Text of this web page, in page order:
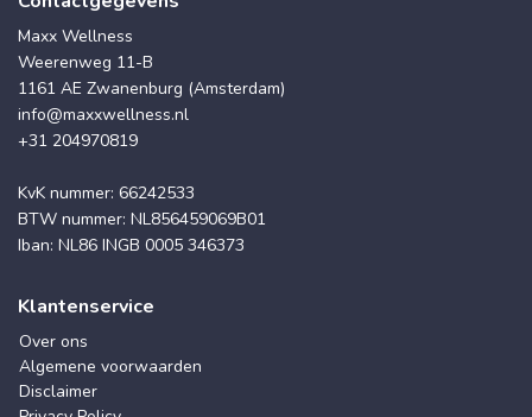
Maxx Wellness
Weerenweg 11-B
1161 AE Zwanenburg (Amsterdam)
info@maxxwellness.nl
+31 204970819
KvK nummer: 66242533
BTW nummer: NL856459069B01
Iban: NL86 INGB 0005 346373
Klantenservice
Over ons
Algemene voorwaarden
Disclaimer